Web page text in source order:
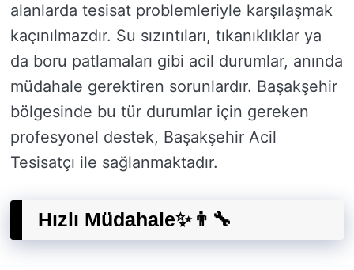
alanlarda tesisat problemleriyle karşılaşmak
kaçınılmazdır. Su sızıntıları, tıkanıklıklar ya
da boru patlamaları gibi acil durumlar, anında
müdahale gerektiren sorunlardır. Başakşehir
bölgesinde bu tür durumlar için gereken
profesyonel destek, Başakşehir Acil
Tesisatçı ile sağlanmaktadır.
Hızlı Müdahale✨👨‍🔧